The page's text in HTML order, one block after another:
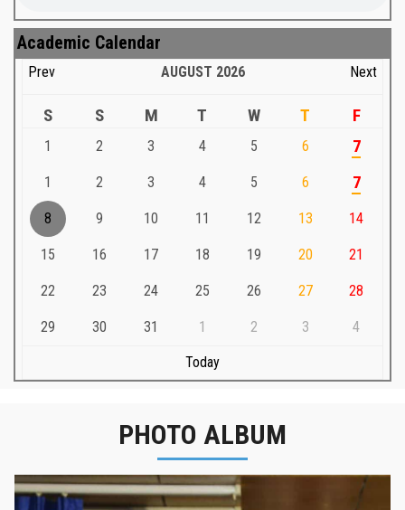
Academic Calendar
Prev AUGUST 2026 Next
S S M T W T F
1 2 3 4 5 6 7
1 2 3 4 5 6 7
8 9 10 11 12 13 14
15 16 17 18 19 20 21
22 23 24 25 26 27 28
29 30 31 1 2 3 4
Today
PHOTO ALBUM